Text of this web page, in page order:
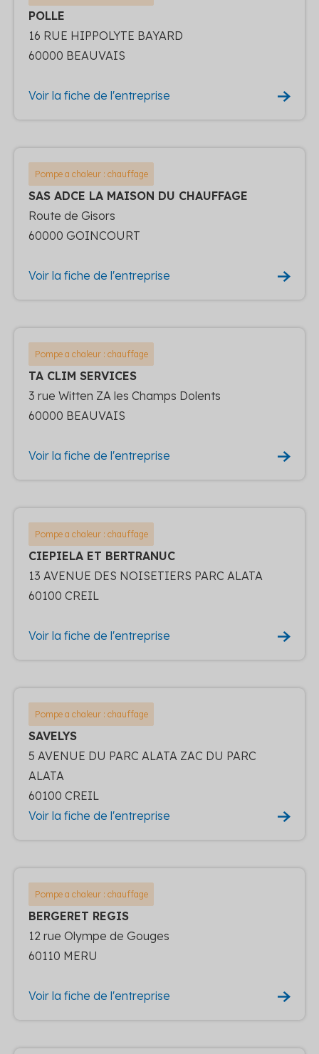
POLLE
16 RUE HIPPOLYTE BAYARD
60000 BEAUVAIS
Voir la fiche de l'entreprise
Pompe a chaleur : chauffage
SAS ADCE LA MAISON DU CHAUFFAGE
Route de Gisors
60000 GOINCOURT
Voir la fiche de l'entreprise
Pompe a chaleur : chauffage
TA CLIM SERVICES
3 rue Witten ZA les Champs Dolents
60000 BEAUVAIS
Voir la fiche de l'entreprise
Pompe a chaleur : chauffage
CIEPIELA ET BERTRANUC
13 AVENUE DES NOISETIERS PARC ALATA
60100 CREIL
Voir la fiche de l'entreprise
Pompe a chaleur : chauffage
SAVELYS
5 AVENUE DU PARC ALATA ZAC DU PARC
ALATA
60100 CREIL
Voir la fiche de l'entreprise
Pompe a chaleur : chauffage
BERGERET REGIS
12 rue Olympe de Gouges
60110 MERU
Voir la fiche de l'entreprise